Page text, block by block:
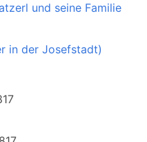
und seine Familie
in der Josefstadt)